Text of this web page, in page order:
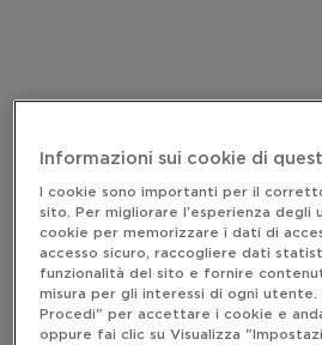
Informazioni sui cookie di
I cookie sono importanti per il
sito. Per migliorare l’esperienza degli
cookie per memorizzare i dati di
accesso sicuro, raccogliere dati
funzionalità del sito e fornire
misura per gli interessi di ogni
Procedi" per accettare i cookie e
oppure fai clic su Visualizza